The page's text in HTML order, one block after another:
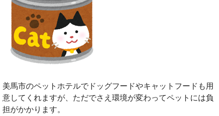
美馬市のペットホテルでドッグフードやキャットフードも用
意してくれますが、ただでさえ環境が変わってペットには負
担がかかります。